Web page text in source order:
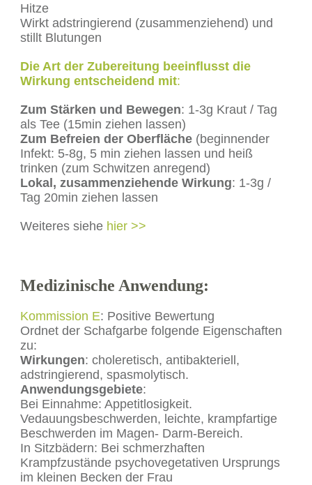
Hitze
Wirkt adstringierend (zusammenziehend) und
stillt Blutungen
Die Art der Zubereitung beeinflusst die
Wirkung entscheidend mit:
Zum Stärken und Bewegen: 1-3g Kraut / Tag
als Tee (15min ziehen lassen)
Zum Befreien der Oberfläche (beginnender
Infekt: 5-8g, 5 min ziehen lassen und heiß
trinken (zum Schwitzen anregend)
Lokal, zusammenziehende Wirkung: 1-3g /
Tag 20min ziehen lassen
Weiteres siehe hier >>
Medizinische Anwendung:
Kommission E: Positive Bewertung
Ordnet der Schafgarbe folgende Eigenschaften
zu:
Wirkungen: choleretisch, antibakteriell,
adstringierend, spasmolytisch.
Anwendungsgebiete:
Bei Einnahme: Appetitlosigkeit.
Vedauungsbeschwerden, leichte, krampfartige
Beschwerden im Magen- Darm-Bereich.
In Sitzbädern: Bei schmerzhaften
Krampfzustände psychovegetativen Ursprungs
im kleinen Becken der Frau